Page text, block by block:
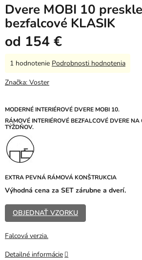
Dvere MOBI 10
bezfalcové KLASIK
od 154 €
MODERNÉ INTERIÉROVÉ DVERE MOBI 10.
RÁMOVÉ INTERIÉROVÉ BEZFALCOVÉ DVERE
TÝŽDŇOV.
EXTRA PEVNÁ RÁMOVÁ KONŠTRUKCIA
Výhodná cena za SET zárubne a dverí.
OBJEDNAŤ VZORKU
Falcová verzia.
Detailné informácie
Priemerné
produktu
z
5
hviezdičiek.
1 hodnotenie Podrobnosti hodnotenia
Značka: Voster